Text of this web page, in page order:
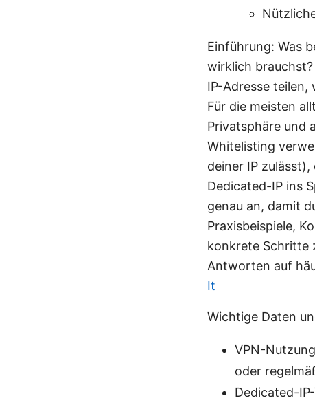
Einführung: Was
wirklich
IP-Adresse
Für die meisten
Privatsphäre und
Whitelisting
deiner IP
Dedicated-IP ins
genau an, damit
Praxisbeispiele,
konkrete Schritte
Antworten auf
It
Wichtige Daten
VPN-
oder
Dedicated-